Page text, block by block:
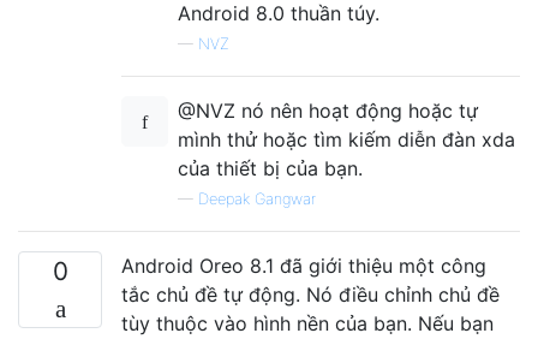
Android 8.0 thuần túy.
— NVZ
@NVZ nó nên hoạt động hoặc tự
mình thử hoặc tìm kiếm diễn đàn xda
của thiết bị của bạn.
— Deepak Gangwar
0
Android Oreo 8.1 đã giới thiệu một công
tắc chủ đề tự động. Nó điều chỉnh chủ đề
tùy thuộc vào hình nền của bạn. Nếu bạn